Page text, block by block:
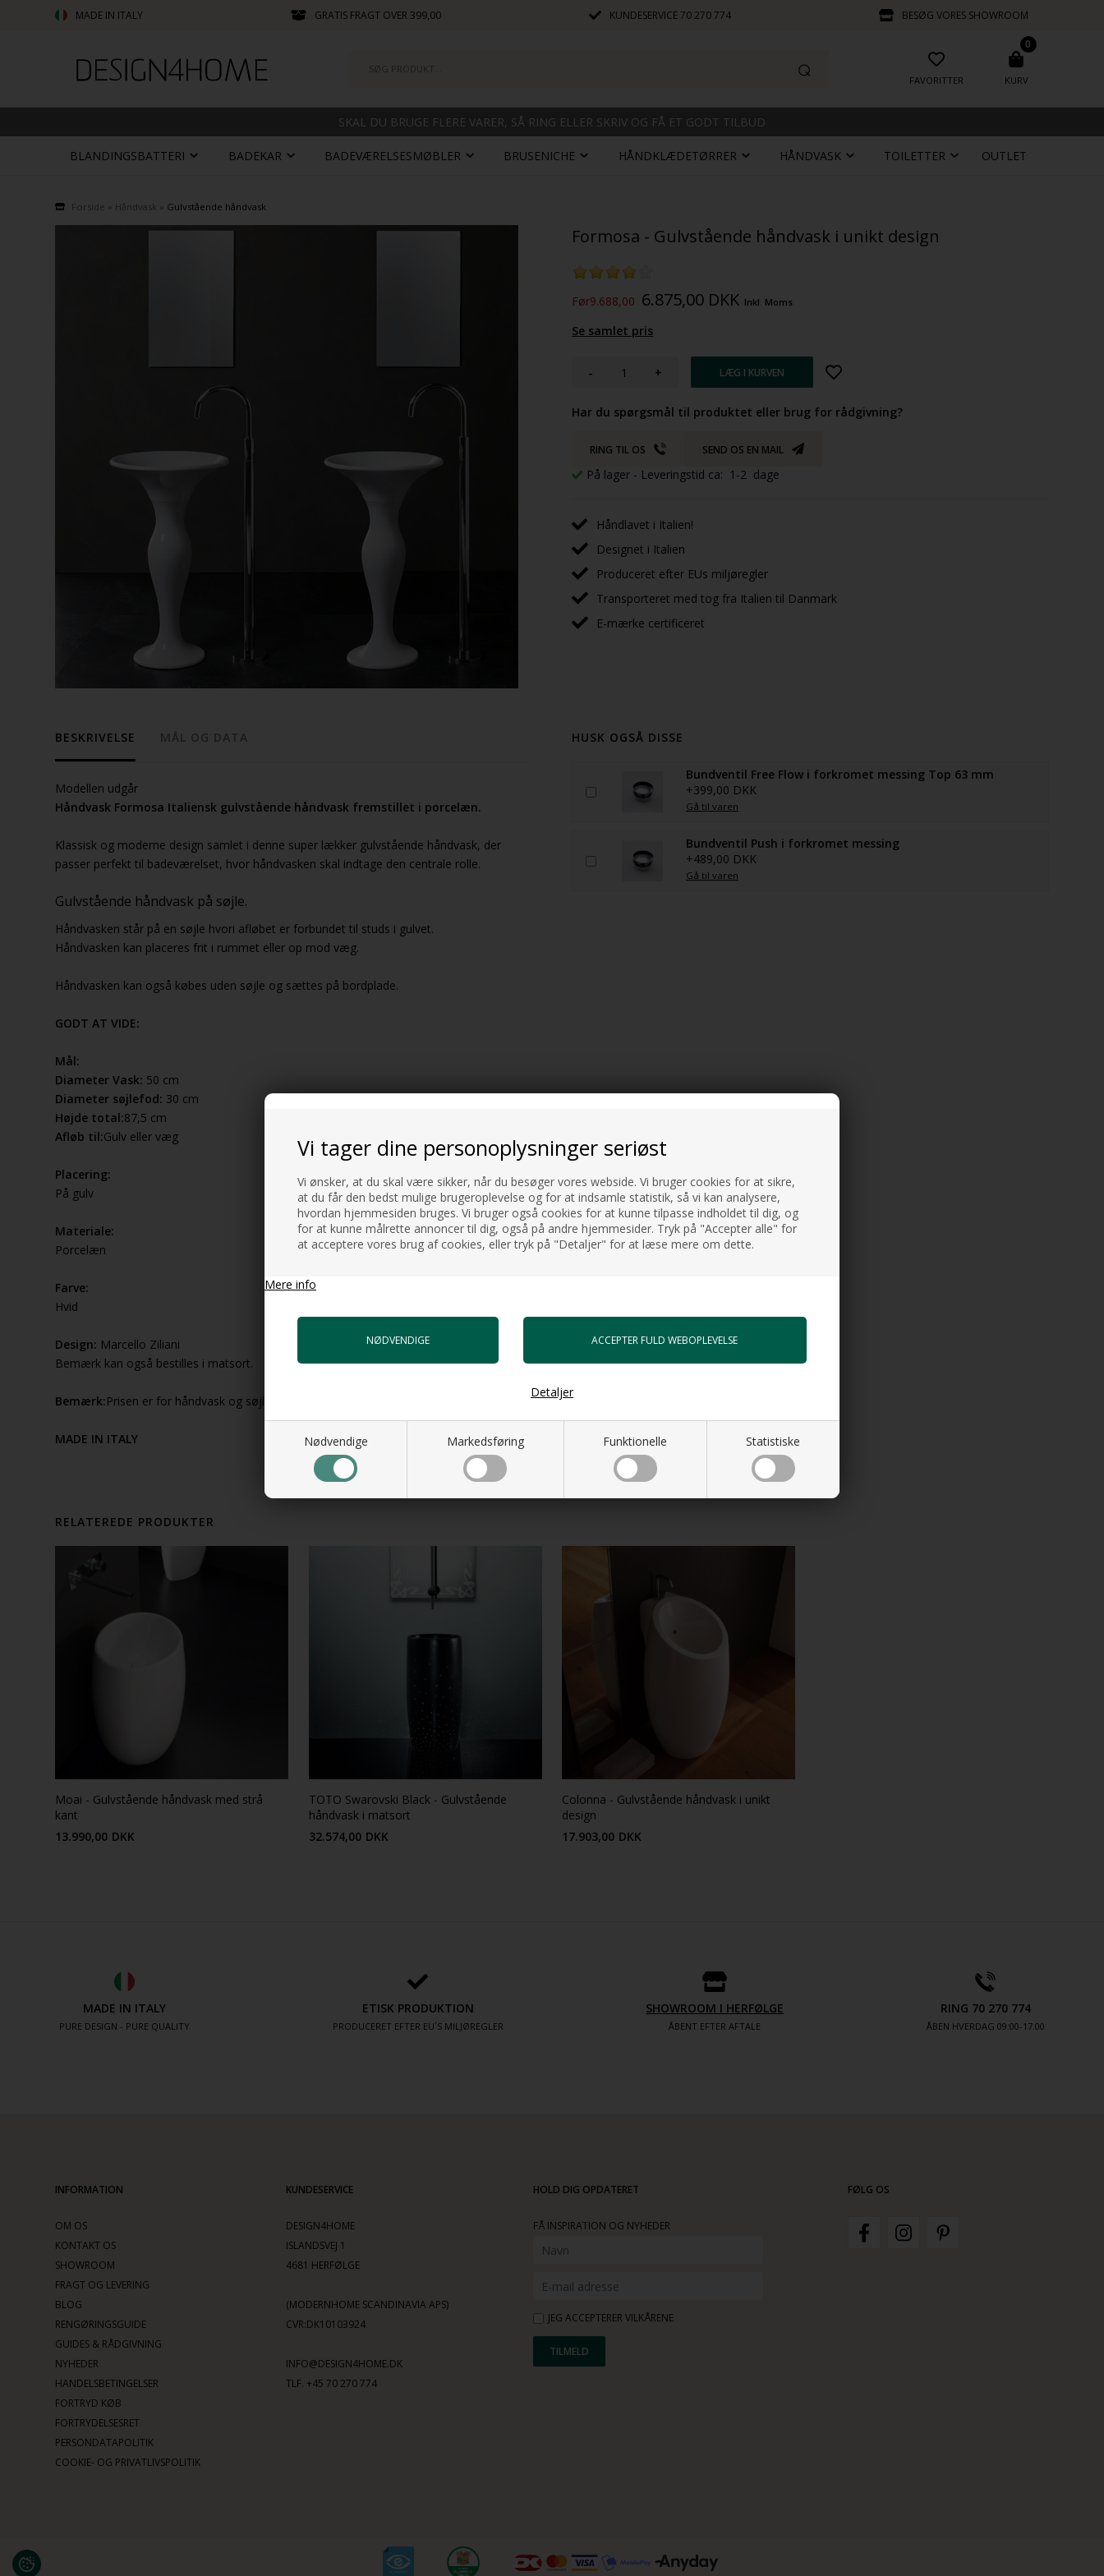
Vi tager dine personoplysninger seriøst
Vi ønsker, at du skal være sikker, når du besøger vores webside. Vi bruger cookies for at sikre,
at du får den bedst mulige brugeroplevelse og for at indsamle statistik, så vi kan analysere,
hvordan hjemmesiden bruges. Vi bruger også cookies for at kunne tilpasse indholdet til dig, og
for at kunne målrette annoncer til dig, også på andre hjemmesider. Tryk på "Accepter alle" for
at acceptere vores brug af cookies, eller tryk på "Detaljer" for at læse mere om dette.
Mere info
Nødvendige Markedsføring Funktionelle Statistiske
Detaljer
MADE IN ITALY GRATIS FRAGT OVER 399,00 KUNDESERVICE70 270 774 BESØG VORES SHOWROOM
FAVORITTER
0
KURV
SKAL DU BRUGE FLERE VARER, SÅ RING ELLER SKRIV OG FÅ ET GODT TILBUD
BLANDINGSBATTERI BADEKAR BADEVÆRELSESMØBLER BRUSENICHE HÅNDKLÆDETØRRER HÅNDVASK TOILETTER OUTLET
Forside Håndvask Gulvstående håndvask
Formosa - Gulvstående håndvask i unikt design
Før9.688,00 6.875,00 DKK Inkl. Moms
Se samlet pris
- +
Har du spørgsmål til produktet eller brug for rådgivning?
RING TIL OS SEND OS EN MAIL
På lager - Leveringstid ca: 1-2 dage
Håndlavet i Italien!
Designet i Italien
Produceret efter EUs miljøregler
Transporteret med tog fra Italien til Danmark
E-mærke certificeret
BESKRIVELSE MÅL OG DATA
Modellen udgår
Håndvask Formosa Italiensk gulvstående håndvask fremstillet i porcelæn.
Klassisk og moderne design samlet i denne super lækker gulvstående håndvask, der
passer perfekt til badeværelset, hvor håndvasken skal indtage den centrale rolle.
Gulvstående håndvask på søjle.
Håndvasken står på en søjle hvori afløbet er forbundet til studs i gulvet.
Håndvasken kan placeres frit i rummet eller op mod væg.
Håndvasken kan også købes uden søjle og sættes på bordplade.
GODT AT VIDE:
Mål:
Diameter Vask: 50 cm
Diameter søjlefod: 30 cm
Højde total:87,5 cm
Afløb til:Gulv eller væg
Placering:
På gulv
Materiale:
Porcelæn
Farve:
Hvid
Design: Marcello Ziliani
Bemærk kan også bestilles i matsort.
Bemærk:Prisen er for håndvask og søjle.
MADE IN ITALY
HUSK OGSÅ DISSE
Bundventil Free Flow i forkromet messing Top 63 mm
+399,00 DKK
Gå til varen
Bundventil Push i forkromet messing
+489,00 DKK
Gå til varen
RELATEREDE PRODUKTER
Moai - Gulvstående håndvask med strå
kant
13.990,00 DKK
TOTO Swarovski Black - Gulvstående
håndvask i matsort
32.574,00 DKK
Colonna - Gulvstående håndvask i unikt
design
17.903,00 DKK
MADE IN ITALY
PURE DESIGN - PURE QUALITY
ETISK PRODUKTION
PRODUCERET EFTER EU´S MILJØREGLER
SHOWROOM I HERFØLGE
ÅBENT EFTER AFTALE
RING 70 270 774
ÅBEN HVERDAG 09:00-17.00
INFORMATION
OM OS
KONTAKT OS
SHOWROOM
FRAGT OG LEVERING
BLOG
RENGØRINGSGUIDE
GUIDES & RÅDGIVNING
NYHEDER
HANDELSBETINGELSER
FORTRYD KØB
FORTRYDELSESRET
PERSONDATAPOLITIK
COOKIE- OG PRIVATLIVSPOLITIK
KUNDESERVICE
DESIGN4HOME
ISLANDSVEJ 1
4681 HERFØLGE
(MODERNHOME SCANDINAVIA APS)
CVR:DK10103924
INFO@DESIGN4HOME.DK
TLF. +45 70 270 774
HOLD DIG OPDATERET
FÅ INSPIRATION OG NYHEDER
JEG ACCEPTERER VILKÅRENE
FØLG OS